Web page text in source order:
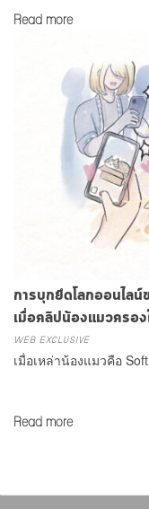
Read more
การบุกยึดโลกออนไล
เมื่อคลิปน้องแมวครอ
WEB EXCLUSIVE
เมื่อเหล่าน้องแมวคือ
Read more